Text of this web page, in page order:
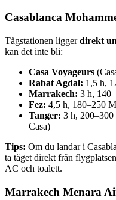
Casablanca
Tågstationen liggerdirekt
kan det inte bli:
Casa Voyageurs
Rabat Agdal: 1,5 h,
Marrakech: 3 h,
Fez: 4,5 h, 180–250
Tanger: 3 h,
Casa)
Tips: Om du landar i
ta tåget direkt från
AC och toalett.
Marrakech Menara